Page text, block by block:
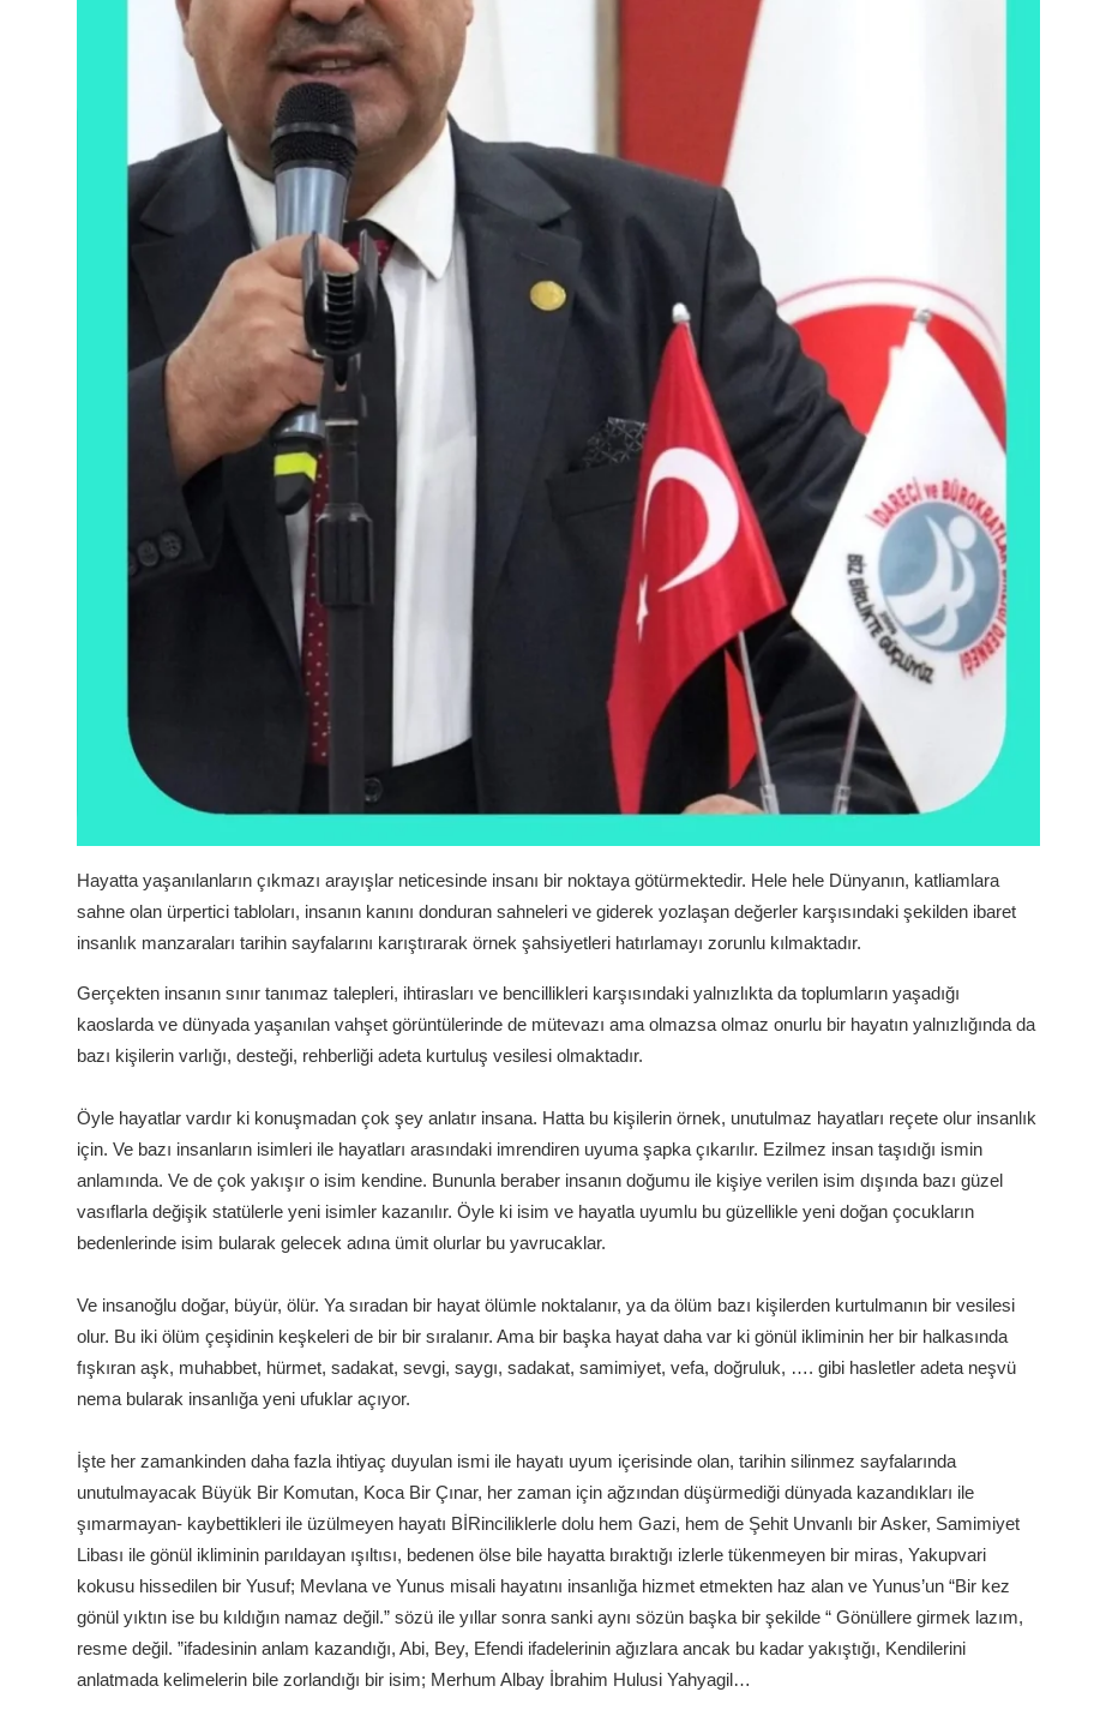
Hayatta yaşanılanların çıkmazı arayışlar neticesinde insanı bir noktaya götürmektedir. Hele hele Dünyanın, katliamlara
sahne olan ürpertici tabloları, insanın kanını donduran sahneleri ve giderek yozlaşan değerler karşısındaki şekilden ibaret
insanlık manzaraları tarihin sayfalarını karıştırarak örnek şahsiyetleri hatırlamayı zorunlu kılmaktadır.
Gerçekten insanın sınır tanımaz talepleri, ihtirasları ve bencillikleri karşısındaki yalnızlıkta da toplumların yaşadığı
kaoslarda ve dünyada yaşanılan vahşet görüntülerinde de mütevazı ama olmazsa olmaz onurlu bir hayatın yalnızlığında da
bazı kişilerin varlığı, desteği, rehberliği adeta kurtuluş vesilesi olmaktadır.
Öyle hayatlar vardır ki konuşmadan çok şey anlatır insana. Hatta bu kişilerin örnek, unutulmaz hayatları reçete olur insanlık
için. Ve bazı insanların isimleri ile hayatları arasındaki imrendiren uyuma şapka çıkarılır. Ezilmez insan taşıdığı ismin
anlamında. Ve de çok yakışır o isim kendine. Bununla beraber insanın doğumu ile kişiye verilen isim dışında bazı güzel
vasıflarla değişik statülerle yeni isimler kazanılır. Öyle ki isim ve hayatla uyumlu bu güzellikle yeni doğan çocukların
bedenlerinde isim bularak gelecek adına ümit olurlar bu yavrucaklar.
Ve insanoğlu doğar, büyür, ölür. Ya sıradan bir hayat ölümle noktalanır, ya da ölüm bazı kişilerden kurtulmanın bir vesilesi
olur. Bu iki ölüm çeşidinin keşkeleri de bir bir sıralanır. Ama bir başka hayat daha var ki gönül ikliminin her bir halkasında
fışkıran aşk, muhabbet, hürmet, sadakat, sevgi, saygı, sadakat, samimiyet, vefa, doğruluk, …. gibi hasletler adeta neşvü
nema bularak insanlığa yeni ufuklar açıyor.
İşte her zamankinden daha fazla ihtiyaç duyulan ismi ile hayatı uyum içerisinde olan, tarihin silinmez sayfalarında
unutulmayacak Büyük Bir Komutan, Koca Bir Çınar, her zaman için ağzından düşürmediği dünyada kazandıkları ile
şımarmayan- kaybettikleri ile üzülmeyen hayatı BİRinciliklerle dolu hem Gazi, hem de Şehit Unvanlı bir Asker, Samimiyet
Libası ile gönül ikliminin parıldayan ışıltısı, bedenen ölse bile hayatta bıraktığı izlerle tükenmeyen bir miras, Yakupvari
kokusu hissedilen bir Yusuf; Mevlana ve Yunus misali hayatını insanlığa hizmet etmekten haz alan ve Yunus’un “Bir kez
gönül yıktın ise bu kıldığın namaz değil.” sözü ile yıllar sonra sanki aynı sözün başka bir şekilde “ Gönüllere girmek lazım,
resme değil. ”ifadesinin anlam kazandığı, Abi, Bey, Efendi ifadelerinin ağızlara ancak bu kadar yakıştığı, Kendilerini
anlatmada kelimelerin bile zorlandığı bir isim; Merhum Albay İbrahim Hulusi Yahyagil…